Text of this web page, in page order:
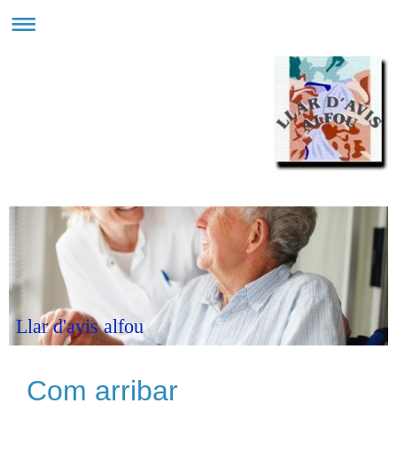
Llar d'avis alfou
Com arribar